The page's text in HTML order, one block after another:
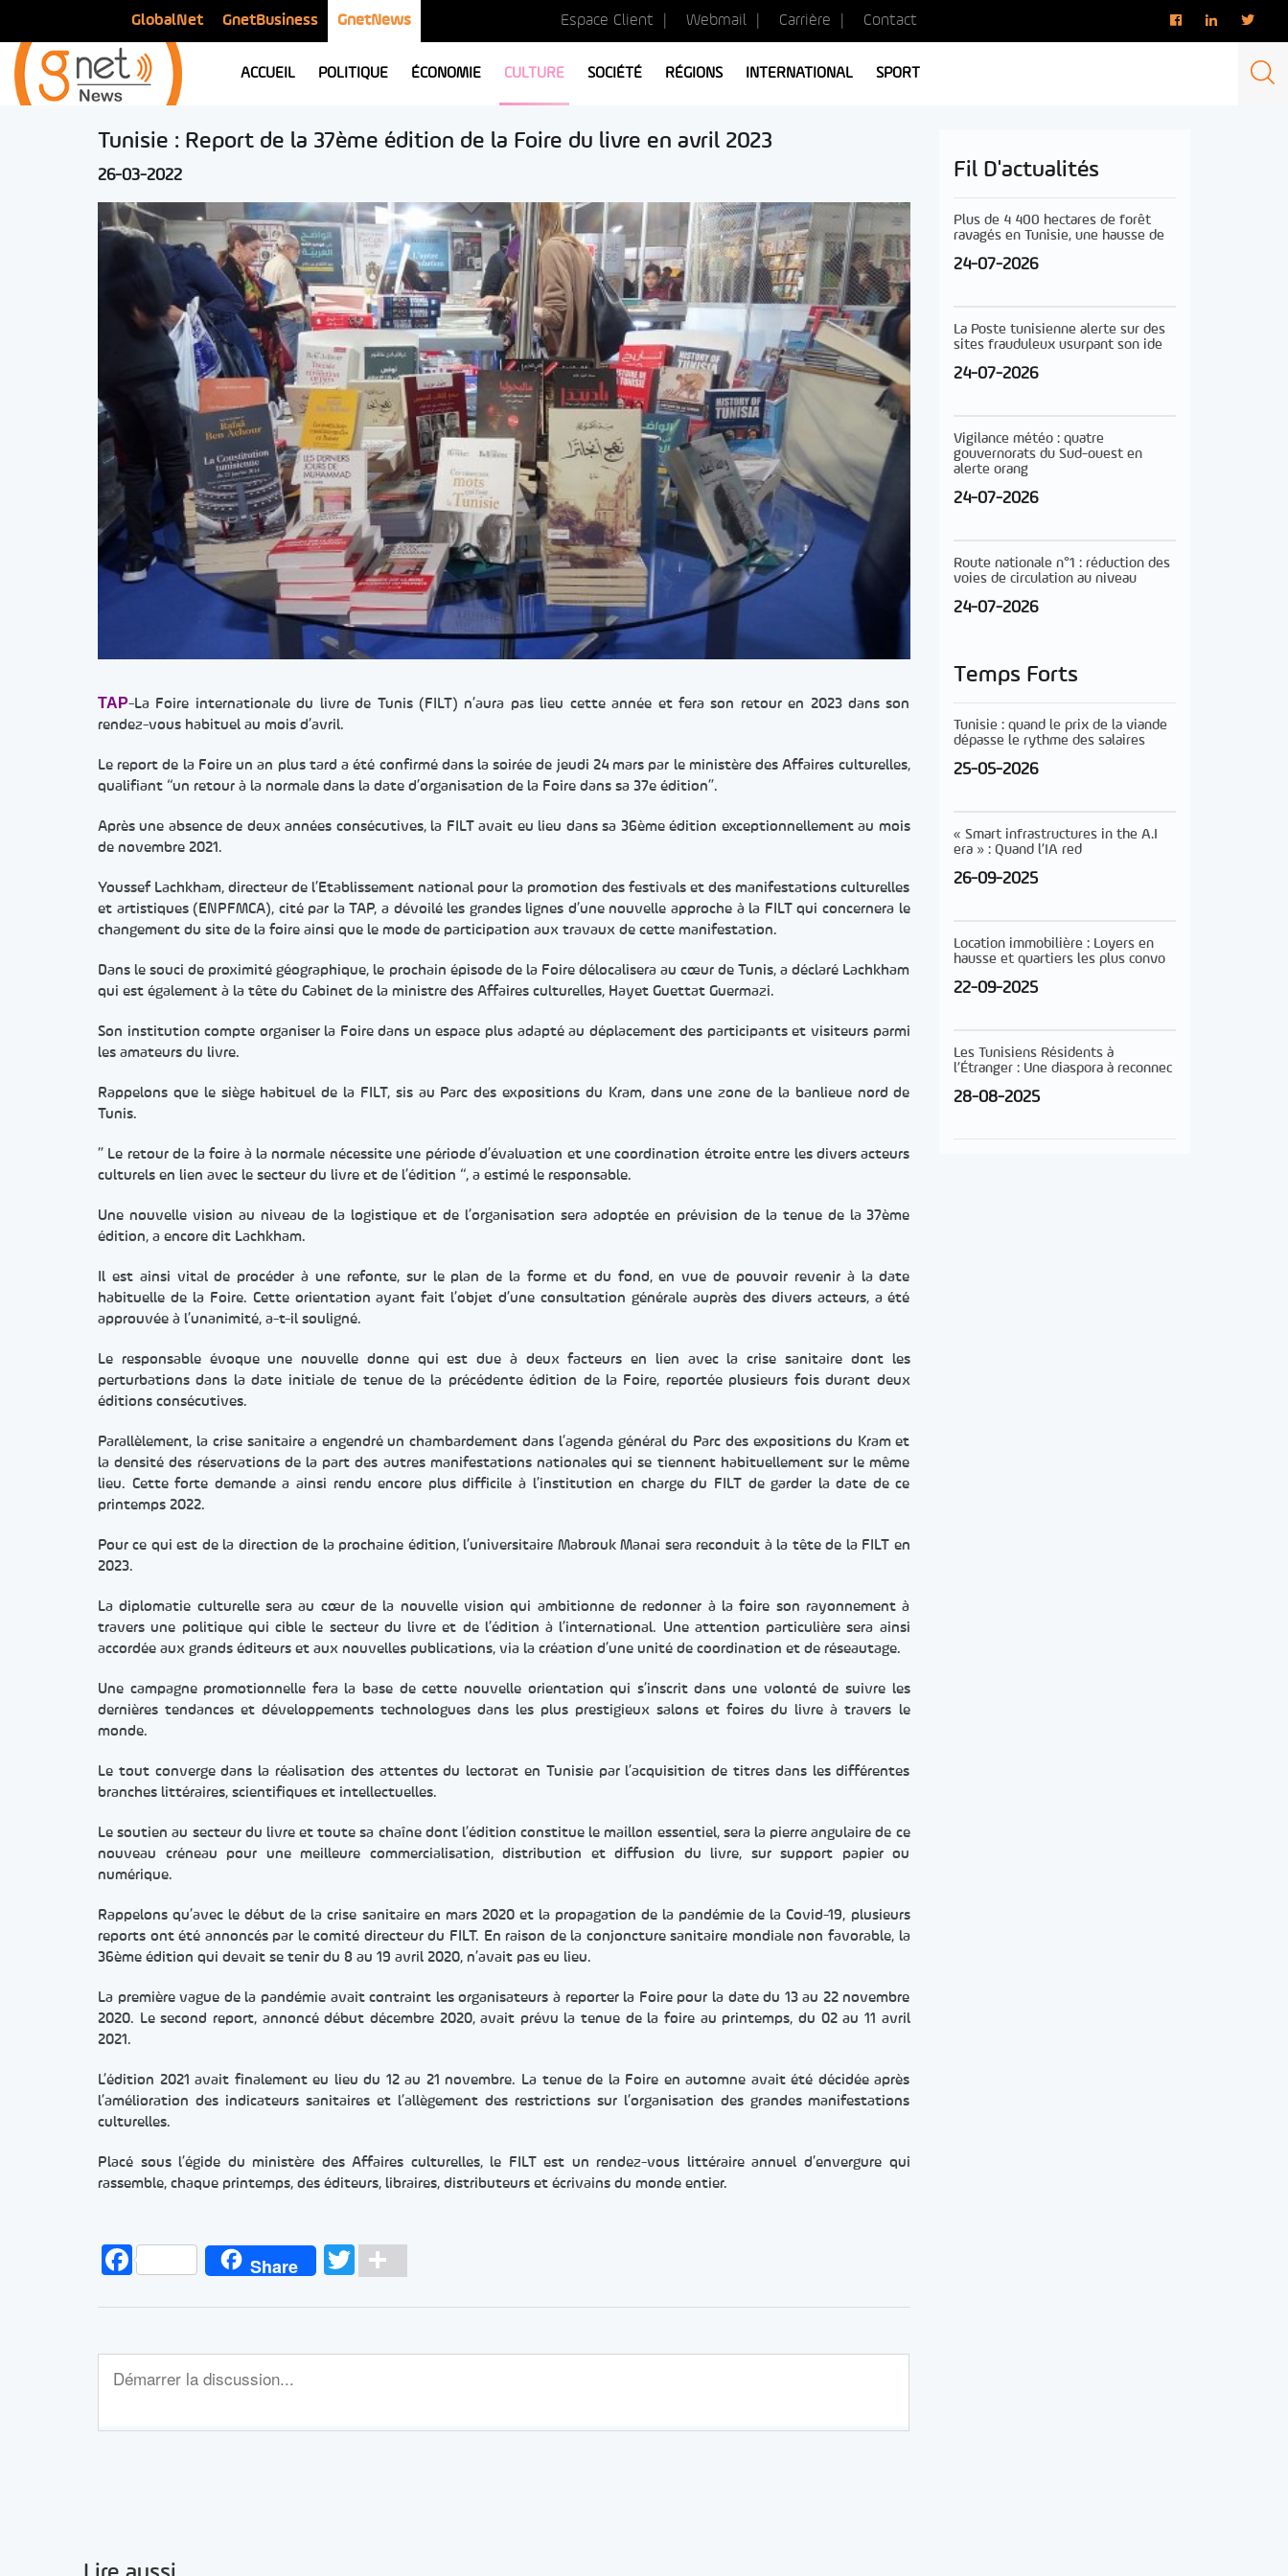
GlobalNet GnetBusiness GnetNews Espace Client Webmail Carrière Contact
ACCUEIL POLITIQUE ÉCONOMIE CULTURE SOCIÉTÉ RÉGIONS INTERNATIONAL SPORT
Tunisie : Report de la 37ème édition de la Foire du livre en avril 2023
26-03-2022
TAP-La Foire internationale du livre de Tunis (FILT) n’aura pas lieu cette année et fera son retour en 2023 dans son
rendez-vous habituel au mois d’avril.
Le report de la Foire un an plus tard a été confirmé dans la soirée de jeudi 24 mars par le ministère des Affaires culturelles,
qualifiant “un retour à la normale dans la date d’organisation de la Foire dans sa 37e édition”.
Après une absence de deux années consécutives, la FILT avait eu lieu dans sa 36ème édition exceptionnellement au mois
de novembre 2021.
Youssef Lachkham, directeur de l’Etablissement national pour la promotion des festivals et des manifestations culturelles
et artistiques (ENPFMCA), cité par la TAP, a dévoilé les grandes lignes d’une nouvelle approche à la FILT qui concernera le
changement du site de la foire ainsi que le mode de participation aux travaux de cette manifestation.
Dans le souci de proximité géographique, le prochain épisode de la Foire délocalisera au cœur de Tunis, a déclaré Lachkham
qui est également à la tête du Cabinet de la ministre des Affaires culturelles, Hayet Guettat Guermazi.
Son institution compte organiser la Foire dans un espace plus adapté au déplacement des participants et visiteurs parmi
les amateurs du livre.
Rappelons que le siège habituel de la FILT, sis au Parc des expositions du Kram, dans une zone de la banlieue nord de
Tunis.
” Le retour de la foire à la normale nécessite une période d’évaluation et une coordination étroite entre les divers acteurs
culturels en lien avec le secteur du livre et de l’édition “, a estimé le responsable.
Une nouvelle vision au niveau de la logistique et de l’organisation sera adoptée en prévision de la tenue de la 37ème
édition, a encore dit Lachkham.
Il est ainsi vital de procéder à une refonte, sur le plan de la forme et du fond, en vue de pouvoir revenir à la date
habituelle de la Foire. Cette orientation ayant fait l’objet d’une consultation générale auprès des divers acteurs, a été
approuvée à l’unanimité, a-t-il souligné.
Le responsable évoque une nouvelle donne qui est due à deux facteurs en lien avec la crise sanitaire dont les
perturbations dans la date initiale de tenue de la précédente édition de la Foire, reportée plusieurs fois durant deux
éditions consécutives.
Parallèlement, la crise sanitaire a engendré un chambardement dans l’agenda général du Parc des expositions du Kram et
la densité des réservations de la part des autres manifestations nationales qui se tiennent habituellement sur le même
lieu. Cette forte demande a ainsi rendu encore plus difficile à l’institution en charge du FILT de garder la date de ce
printemps 2022.
Pour ce qui est de la direction de la prochaine édition, l’universitaire Mabrouk Manai sera reconduit à la tête de la FILT en
2023.
La diplomatie culturelle sera au cœur de la nouvelle vision qui ambitionne de redonner à la foire son rayonnement à
travers une politique qui cible le secteur du livre et de l’édition à l’international. Une attention particulière sera ainsi
accordée aux grands éditeurs et aux nouvelles publications, via la création d’une unité de coordination et de réseautage.
Une campagne promotionnelle fera la base de cette nouvelle orientation qui s’inscrit dans une volonté de suivre les
dernières tendances et développements technologues dans les plus prestigieux salons et foires du livre à travers le
monde.
Le tout converge dans la réalisation des attentes du lectorat en Tunisie par l’acquisition de titres dans les différentes
branches littéraires, scientifiques et intellectuelles.
Le soutien au secteur du livre et toute sa chaîne dont l’édition constitue le maillon essentiel, sera la pierre angulaire de ce
nouveau créneau pour une meilleure commercialisation, distribution et diffusion du livre, sur support papier ou
numérique.
Rappelons qu’avec le début de la crise sanitaire en mars 2020 et la propagation de la pandémie de la Covid-19, plusieurs
reports ont été annoncés par le comité directeur du FILT. En raison de la conjoncture sanitaire mondiale non favorable, la
36ème édition qui devait se tenir du 8 au 19 avril 2020, n’avait pas eu lieu.
La première vague de la pandémie avait contraint les organisateurs à reporter la Foire pour la date du 13 au 22 novembre
2020. Le second report, annoncé début décembre 2020, avait prévu la tenue de la foire au printemps, du 02 au 11 avril
2021.
L’édition 2021 avait finalement eu lieu du 12 au 21 novembre. La tenue de la Foire en automne avait été décidée après
l’amélioration des indicateurs sanitaires et l’allègement des restrictions sur l’organisation des grandes manifestations
culturelles.
Placé sous l’égide du ministère des Affaires culturelles, le FILT est un rendez-vous littéraire annuel d’envergure qui
rassemble, chaque printemps, des éditeurs, libraires, distributeurs et écrivains du monde entier.
FacebookShare TwitterPartager
Fil D'actualités
Plus de 4 400 hectares de forêt
ravagés en Tunisie, une hausse de
24-07-2026
La Poste tunisienne alerte sur des
sites frauduleux usurpant son ide
24-07-2026
Vigilance météo : quatre
gouvernorats du Sud-ouest en
alerte orang
24-07-2026
Route nationale n°1 : réduction des
voies de circulation au niveau
24-07-2026
Temps Forts
Tunisie : quand le prix de la viande
dépasse le rythme des salaires
25-05-2026
« Smart infrastructures in the A.I
era » : Quand l’IA red
26-09-2025
Location immobilière : Loyers en
hausse et quartiers les plus convo
22-09-2025
Les Tunisiens Résidents à
l’Étranger : Une diaspora à reconnec
28-08-2025